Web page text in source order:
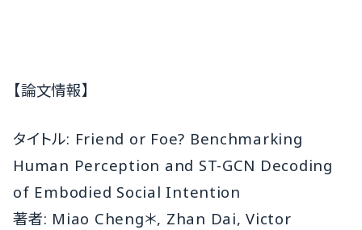
【論文情報】
タイトル: Friend or Foe? Benchmarking
Human Perception and ST-GCN Decoding
of Embodied Social Intention
著者: Miao Cheng＊, Zhan Dai, Victor